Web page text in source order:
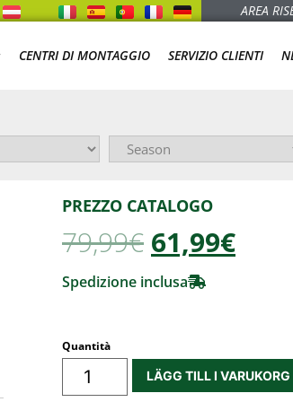
AREA
CENTRI DI MONTAGGIO SERVIZIO CLIENTI
PREZZO CATALOGO
79,99€ 61,99€
Spedizione inclusa
Quantità
LÄGG TILL I VARUKORG